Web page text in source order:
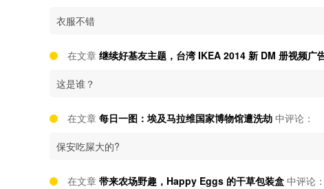
衣服不错
在文章 继续好基友主题，台湾 IKEA 2014 新 DM 册视频广
这是谁？
在文章 每日一图：埃及马拉维国家博物馆遭洗劫 中评论：
保安吃屎大的?
在文章 带来农场野趣，Happy Eggs 的干草包装盒 中评论：